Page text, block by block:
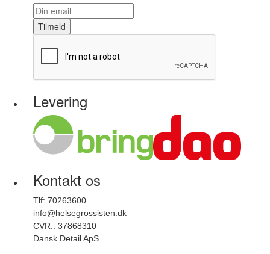
Tilmeld
Levering
Kontakt os
Tlf: 70263600
info@helsegrossisten.dk
CVR.: 37868310
Dansk Detail ApS